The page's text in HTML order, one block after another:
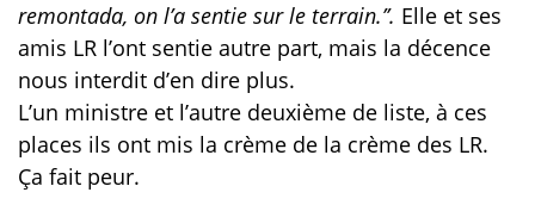
remontada, on l’a sentie sur le terrain.’’. Elle et ses
amis LR l’ont sentie autre part, mais la décence
nous interdit d’en dire plus.
L’un ministre et l’autre deuxième de liste, à ces
places ils ont mis la crème de la crème des LR.
Ça fait peur.